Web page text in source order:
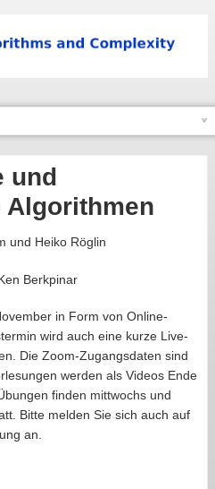
und
und Heiko Röglin
Berkpinar
in Form von Online-
wird auch eine kurze Live-
Die Zoom-Zugangsdaten sind
werden als Videos Ende
finden mittwochs und
Bitte melden Sie sich auch auf
an.